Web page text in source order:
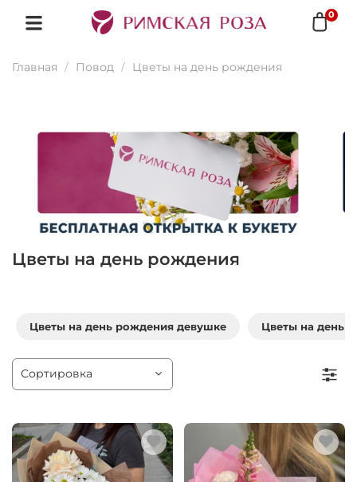
0
Главная Повод Цветы на день рождения
Цветы на день рождения
Цветы на день рождения девушке Цветы на день